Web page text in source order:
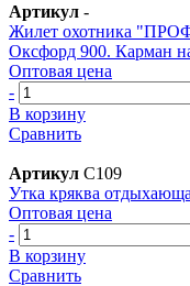
Артикул -
Жилет охотника
Оксфорд 900. Карман
Оптовая цена
-
В корзину
Сравнить
Артикул С109
Утка кряква
Оптовая цена
-
В корзину
Сравнить